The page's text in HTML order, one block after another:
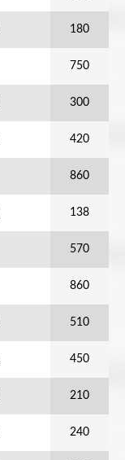
180
750
300
420
860
138
570
860
510
450
210
240